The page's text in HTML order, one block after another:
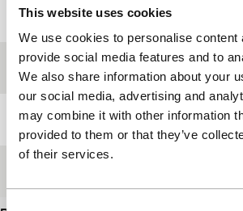
This website uses cookies
We use cookies to personalise content
provide social media features and to
We also share information about your
our social media, advertising and
may combine it with other information
provided to them or that they’ve
of their services.
Jaar 1979
Festivaleditie
Lengte 78'